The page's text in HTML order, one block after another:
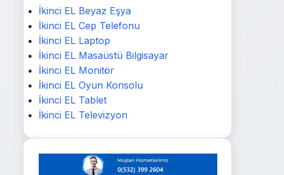
İkinci EL Beyaz Eşya
İkinci EL Cep Telefonu
İkinci EL Laptop
İkinci EL Masaüstü Bilgisayar
İkinci EL Monitör
İkinci EL Oyun Konsolu
İkinci EL Tablet
İkinci EL Televizyon